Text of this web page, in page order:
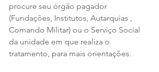
procure seu órgão pagador
(Fundações, Institutos, Autarquias ,
Comando Militar) ou o Serviço Social
da unidade em que realiza o
tratamento, para mais orientações.